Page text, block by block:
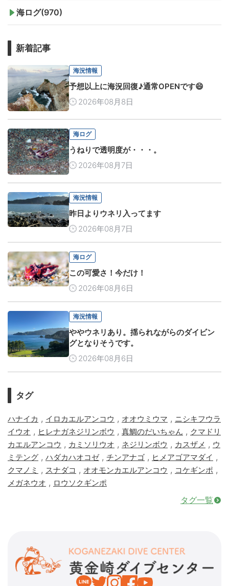
海ログ(970)
新着記事
海況情報
予想以上に海況回復♪通常OPENです😄
2026年08月8日
海ログ
うねりで透明度が・・・。
2026年08月7日
海況情報
昨日よりウネリ入ってます
2026年08月7日
海ログ
この可愛さ！今だけ！
2026年08月6日
海況情報
ややウネリあり。揺られながらのダイビン
グとなりそうです。
2026年08月6日
タグ
ハナイカ , イロカエルアンコウ , オオウミウマ , ニシキフウラ
イウオ , ヒレナガネジリンボウ , 真鯛のだいちゃん , クマドリ
カエルアンコウ , カミソリウオ , ネジリンボウ , カスザメ , ウ
ミテング , ハダカハオコゼ, チンアナゴ , ヒメアゴアマダイ ,
クマノミ , スナダコ , オオモンカエルアンコウ , コケギンポ ,
メガネウオ , ロウソクギンポ
タグ一覧